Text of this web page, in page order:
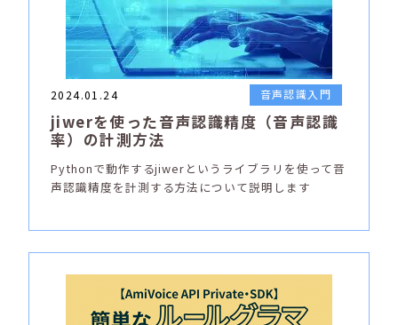
2024.01.24 音声認識入門
jiwerを使った音声認識精度（音声認識
率）の計測方法
Pythonで動作するjiwerというライブラリを使って音
声認識精度を計測する方法について説明します